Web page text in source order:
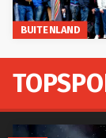
BUITENLAND